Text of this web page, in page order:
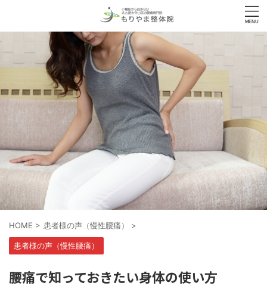
HOME > 患者様の声（慢性腰痛） >
患者様の声（慢性腰痛）
腰痛で知っておきたい身体の使い方